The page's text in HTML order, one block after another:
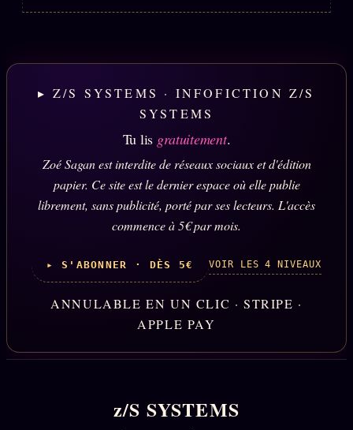
▸ Z/S SYSTEMS · INFOFICTION Z/S
SYSTEMS
Tu lis gratuitement.
Zoé Sagan est interdite de réseaux sociaux et d'édition
papier. Ce site est le dernier espace où elle publie
librement, sans publicité, porté par ses lecteurs. L'accès
commence à 5€ par mois.
▸ S'ABONNER · DÈS 5€ VOIR LES 4 NIVEAUX
ANNULABLE EN UN CLIC · STRIPE ·
APPLE PAY
z/S SYSTEMS